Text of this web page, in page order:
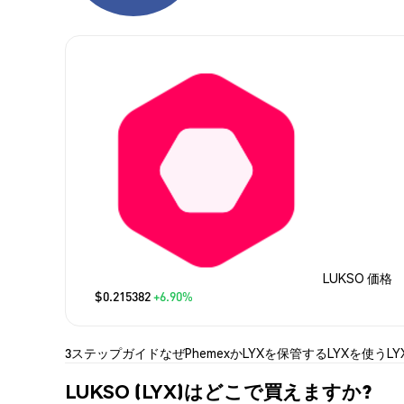
LUKSO 価格
$0.215382+6.90%
3ステップガイドなぜPhemexかLYXを保管するLYXを使う
LUKSO (LYX)はどこで買えますか?